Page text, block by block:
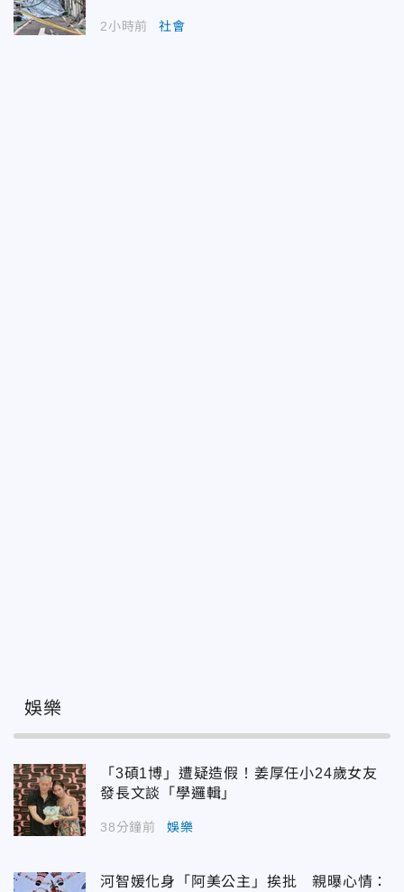
2小時前 社會
娛樂
「3碩1博」遭疑造假！姜厚任小24歲女友
發長文談「學邏輯」
38分鐘前 娛樂
河智媛化身「阿美公主」挨批 親曝心情：